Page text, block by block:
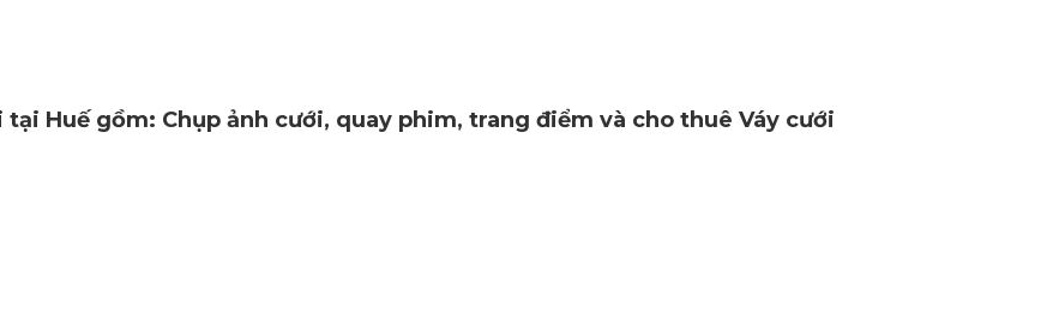
Huế gồm: Chụp ảnh cưới, quay phim, trang điểm và cho thuê Váy cưới